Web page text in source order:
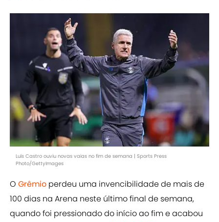
Luís Castro ouviu novas vaias no fim de semana | Sports Press
Photo/GettyImages
O Grêmio perdeu uma invencibilidade de mais de
100 dias na Arena neste último final de semana,
quando foi pressionado do início ao fim e acabou